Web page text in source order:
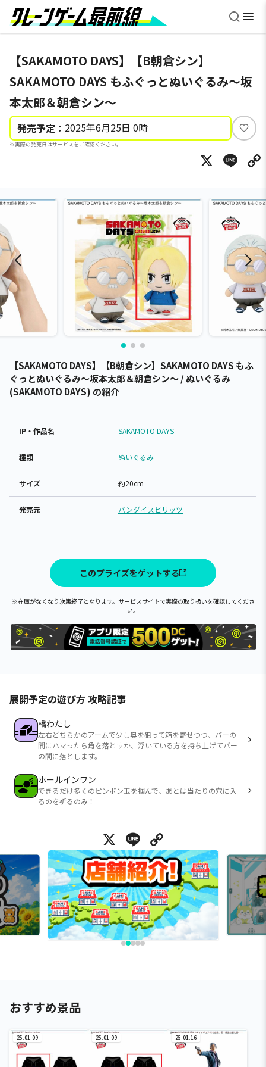
【SAKAMOTO DAYS】【B朝倉シン】
SAKAMOTO DAYS もふぐっとぬいぐるみ～坂
本太郎＆朝倉シン～
発売予定： 2025年6月25日 0時
※実際の発売日はサービスをご確認ください。
い
ね
X
【SAKAMOTO DAYS】【B朝倉シン】SAKAMOTO DAYS もふ
ぐっとぬいぐるみ～坂本太郎＆朝倉シン～ / ぬいぐるみ
(SAKAMOTO DAYS) の紹介
IP・作品名 SAKAMOTO DAYS
種類 ぬいぐるみ
サイズ 約20cm
発売元 バンダイスピリッツ
このプライズをゲットする
※在庫がなくなり次第終了となります。サービスサイトで実際の取り扱いを確認してくださ
い。
展開予定の遊び方 攻略記事
橋わたし
左右どちらかのアームで少し奥を狙って箱を寄せつつ、バーの
間にハマったら角を落とすか、浮いている方を持ち上げてバー
の間に落とします。
ホールインワン
できるだけ多くのピンポン玉を掴んで、あとは当たりの穴に入
るのを祈るのみ！
X Line
おすすめ景品
25.01.09 25.01.09 25.01.16